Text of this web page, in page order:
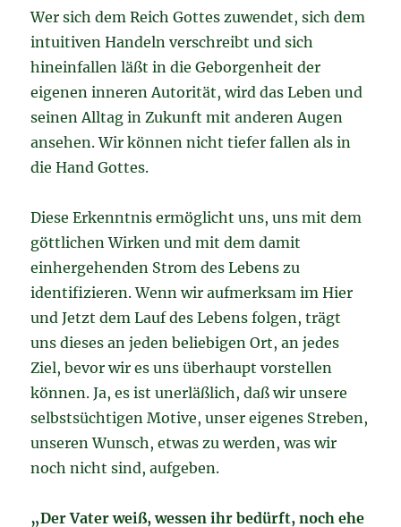
Wer sich dem Reich Gottes zuwendet, sich dem
intuitiven Handeln verschreibt und sich
hineinfallen läßt in die Geborgenheit der
eigenen inneren Autorität, wird das Leben und
seinen Alltag in Zukunft mit anderen Augen
ansehen. Wir können nicht tiefer fallen als in
die Hand Gottes.
Diese Erkenntnis ermöglicht uns, uns mit dem
göttlichen Wirken und mit dem damit
einhergehenden Strom des Lebens zu
identifizieren. Wenn wir aufmerksam im Hier
und Jetzt dem Lauf des Lebens folgen, trägt
uns dieses an jeden beliebigen Ort, an jedes
Ziel, bevor wir es uns überhaupt vorstellen
können. Ja, es ist unerläßlich, daß wir unsere
selbstsüchtigen Motive, unser eigenes Streben,
unseren Wunsch, etwas zu werden, was wir
noch nicht sind, aufgeben.
„Der Vater weiß, wessen ihr bedürft, noch ehe